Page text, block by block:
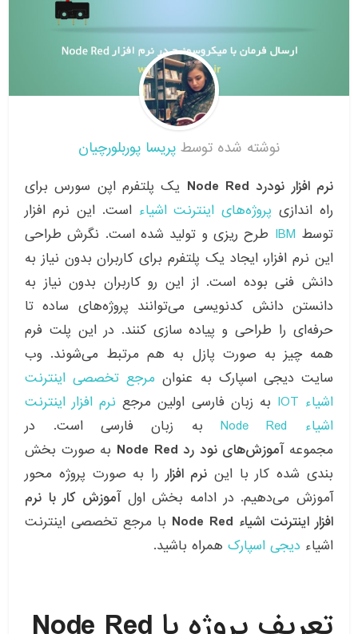
نوشته شده توسط پریسا پوربلورچیان
نرم افزار نودرد Node Red
یک پلتفرم اپن سورس برای
راه اندازی پروژه‌های اینترنت اشیاء است. این نرم افزار
توسط IBM طرح ریزی و تولید شده است. نگرش طراحی
این نرم افزار، ایجاد یک پلتفرم برای کاربران بدون نیاز به
دانش فنی بوده است. از این رو کاربران بدون نیاز به
دانستن دانش کدنویسی می‌توانند پروژه‌های ساده تا
حرفه‌ای را طراحی و پیاده سازی کنند. در این پلت فرم
همه چیز به صورت پازل به هم مرتبط می‌شوند. وب
سایت دیجی اسپارک به عنوان مرجع تخصصی اینترنت
اشیاء IOT
به زبان فارسی اولین مرجع نرم افزار اینترنت
اشیاء Node Red
به زبان فارسی است. در
مجموعهآموزش‌های نود رد Node Red
به صورت بخش
بندی شده کار با این نرم افزار را به صورت پروژه محور
آموزش می‌دهیم. در ادامه بخش اولآموزش کار با نرم
افزار اینترنت اشیاء Node Red
با مرجع تخصصی اینترنت
اشیاء دیجی اسپارک همراه باشید.